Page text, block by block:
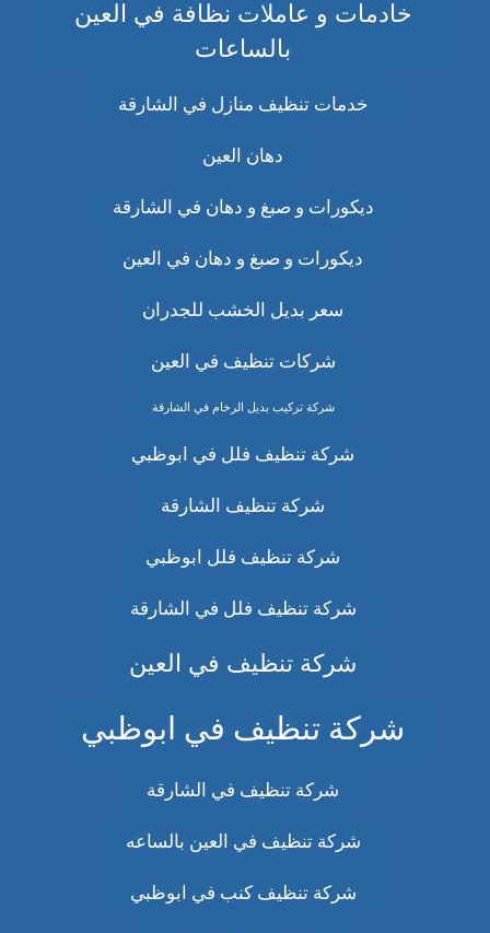
خادمات و عاملات نظافة في العين
بالساعات
خدمات تنظيف منازل في الشارقة
دهان العين
ديكورات و صبغ و دهان في الشارقة
ديكورات و صبغ و دهان في العين
سعر بديل الخشب للجدران
شركات تنظيف في العين
شركة تركيب بديل الرخام في الشارقة
شركة تنظيف فلل في ابوظبي
شركة تنظيف الشارقة
شركة تنظيف فلل ابوظبي
شركة تنظيف فلل في الشارقة
شركة تنظيف في العين
شركة تنظيف في ابوظبي
شركة تنظيف في الشارقة
شركة تنظيف في العين بالساعه
شركة تنظيف كنب في ابوظبي